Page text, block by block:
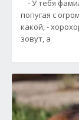
- У тебя
попугая с
какой, -
зовут, а